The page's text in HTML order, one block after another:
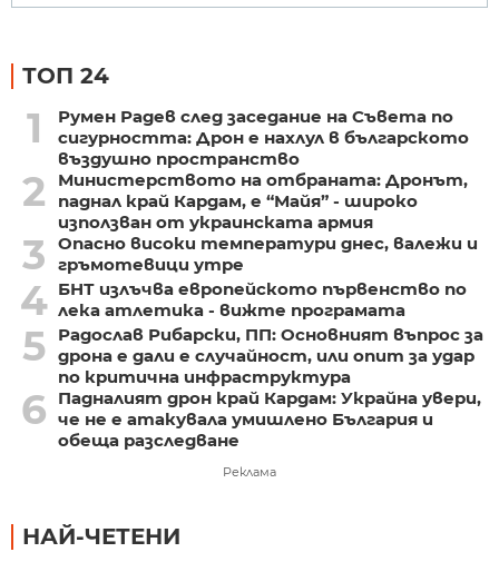
ТОП 24
1
Румен Радев след заседание на Съвета по
сигурността: Дрон е нахлул в българското
въздушно пространство
2
Министерството на отбраната: Дронът,
паднал край Кардам, е “Майя” - широко
използван от украинската армия
3
Опасно високи температури днес, валежи и
гръмотевици утре
4 БНТ излъчва европейското първенство по
лека атлетика - вижте програмата
5
Радослав Рибарски, ПП: Основният въпрос за
дрона е дали е случайност, или опит за удар
по критична инфраструктура
6
Падналият дрон край Кардам: Украйна увери,
че не е атакувала умишлено България и
обеща разследване
Реклама
НАЙ-ЧЕТЕНИ